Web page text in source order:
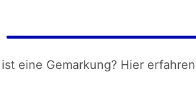
eine Gemarkung? Hier